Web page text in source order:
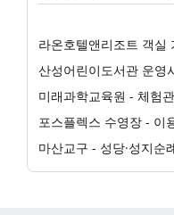
미래과학교육원 - 체험
마산교구 - 성당·성지순